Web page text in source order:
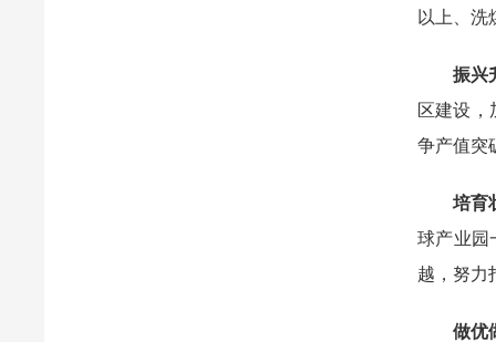
以上、洗
振兴
区建设
争产值突
培育
球产业园
越，努力
做优